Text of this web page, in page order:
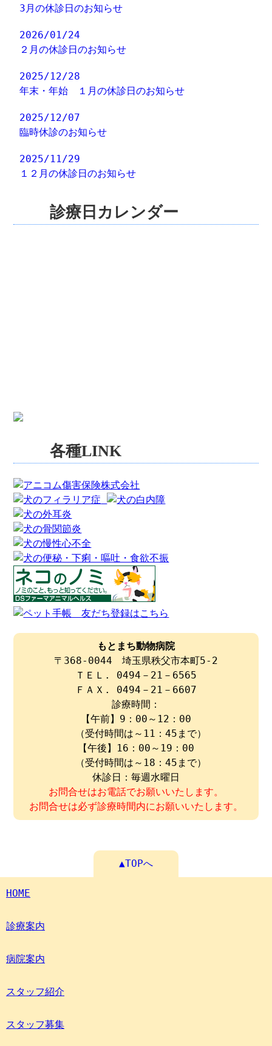
3月の休診日のお知らせ
2026/01/24
２月の休診日のお知らせ
2025/12/28
年末・年始 １月の休診日のお知らせ
2025/12/07
臨時休診のお知らせ
2025/11/29
１２月の休診日のお知らせ
診療日カレンダー
各種LINK
もとまち動物病院
〒368-0044 埼玉県秩父市本町5-2
ＴＥＬ. 0494－21－6565
ＦＡＸ. 0494－21－6607
診療時間：
【午前】9：00～12：00
（受付時間は～11：45まで）
【午後】16：00～19：00
（受付時間は～18：45まで）
休診日：毎週水曜日
お問合せはお電話でお願いいたします。
お問合せは必ず診療時間内にお願いいたします。
▲TOPへ
HOME
診療案内
病院案内
スタッフ紹介
スタッフ募集